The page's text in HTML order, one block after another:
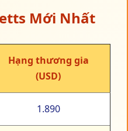
Mới Nhất
Hạng thương gia
(USD)
1.890